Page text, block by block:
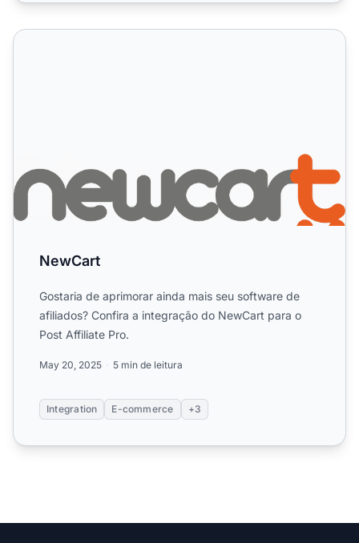
NewCart
NewCart
Gostaria de aprimorar ainda mais seu software de
afiliados? Confira a integração do NewCart para o
Post Affiliate Pro.
May 20, 2025 5 min de leitura
Integration E-commerce +3